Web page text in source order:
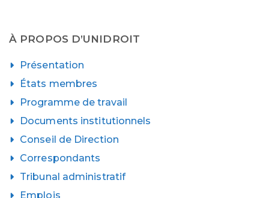
À PROPOS D’UNIDROIT
Présentation
États membres
Programme de travail
Documents institutionnels
Conseil de Direction
Correspondants
Tribunal administratif
Emplois